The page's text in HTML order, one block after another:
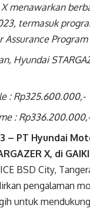
X menawarkan
termasuk
Assurance Program
Hyundai
: Rp325.600.000,-
: Rp336.200.000,-
– PT Hyundai
X, di
BSD City,
pengalaman
untuk